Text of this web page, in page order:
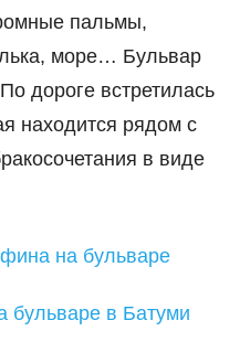
пальмы,
море… Бульвар
дороге встретилась
находится рядом с
в виде